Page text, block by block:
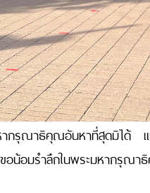
กรุณาธิคุณอันหาที่สุดมิได้ แ
อน้อมรำลึกในพระมหากรุณ